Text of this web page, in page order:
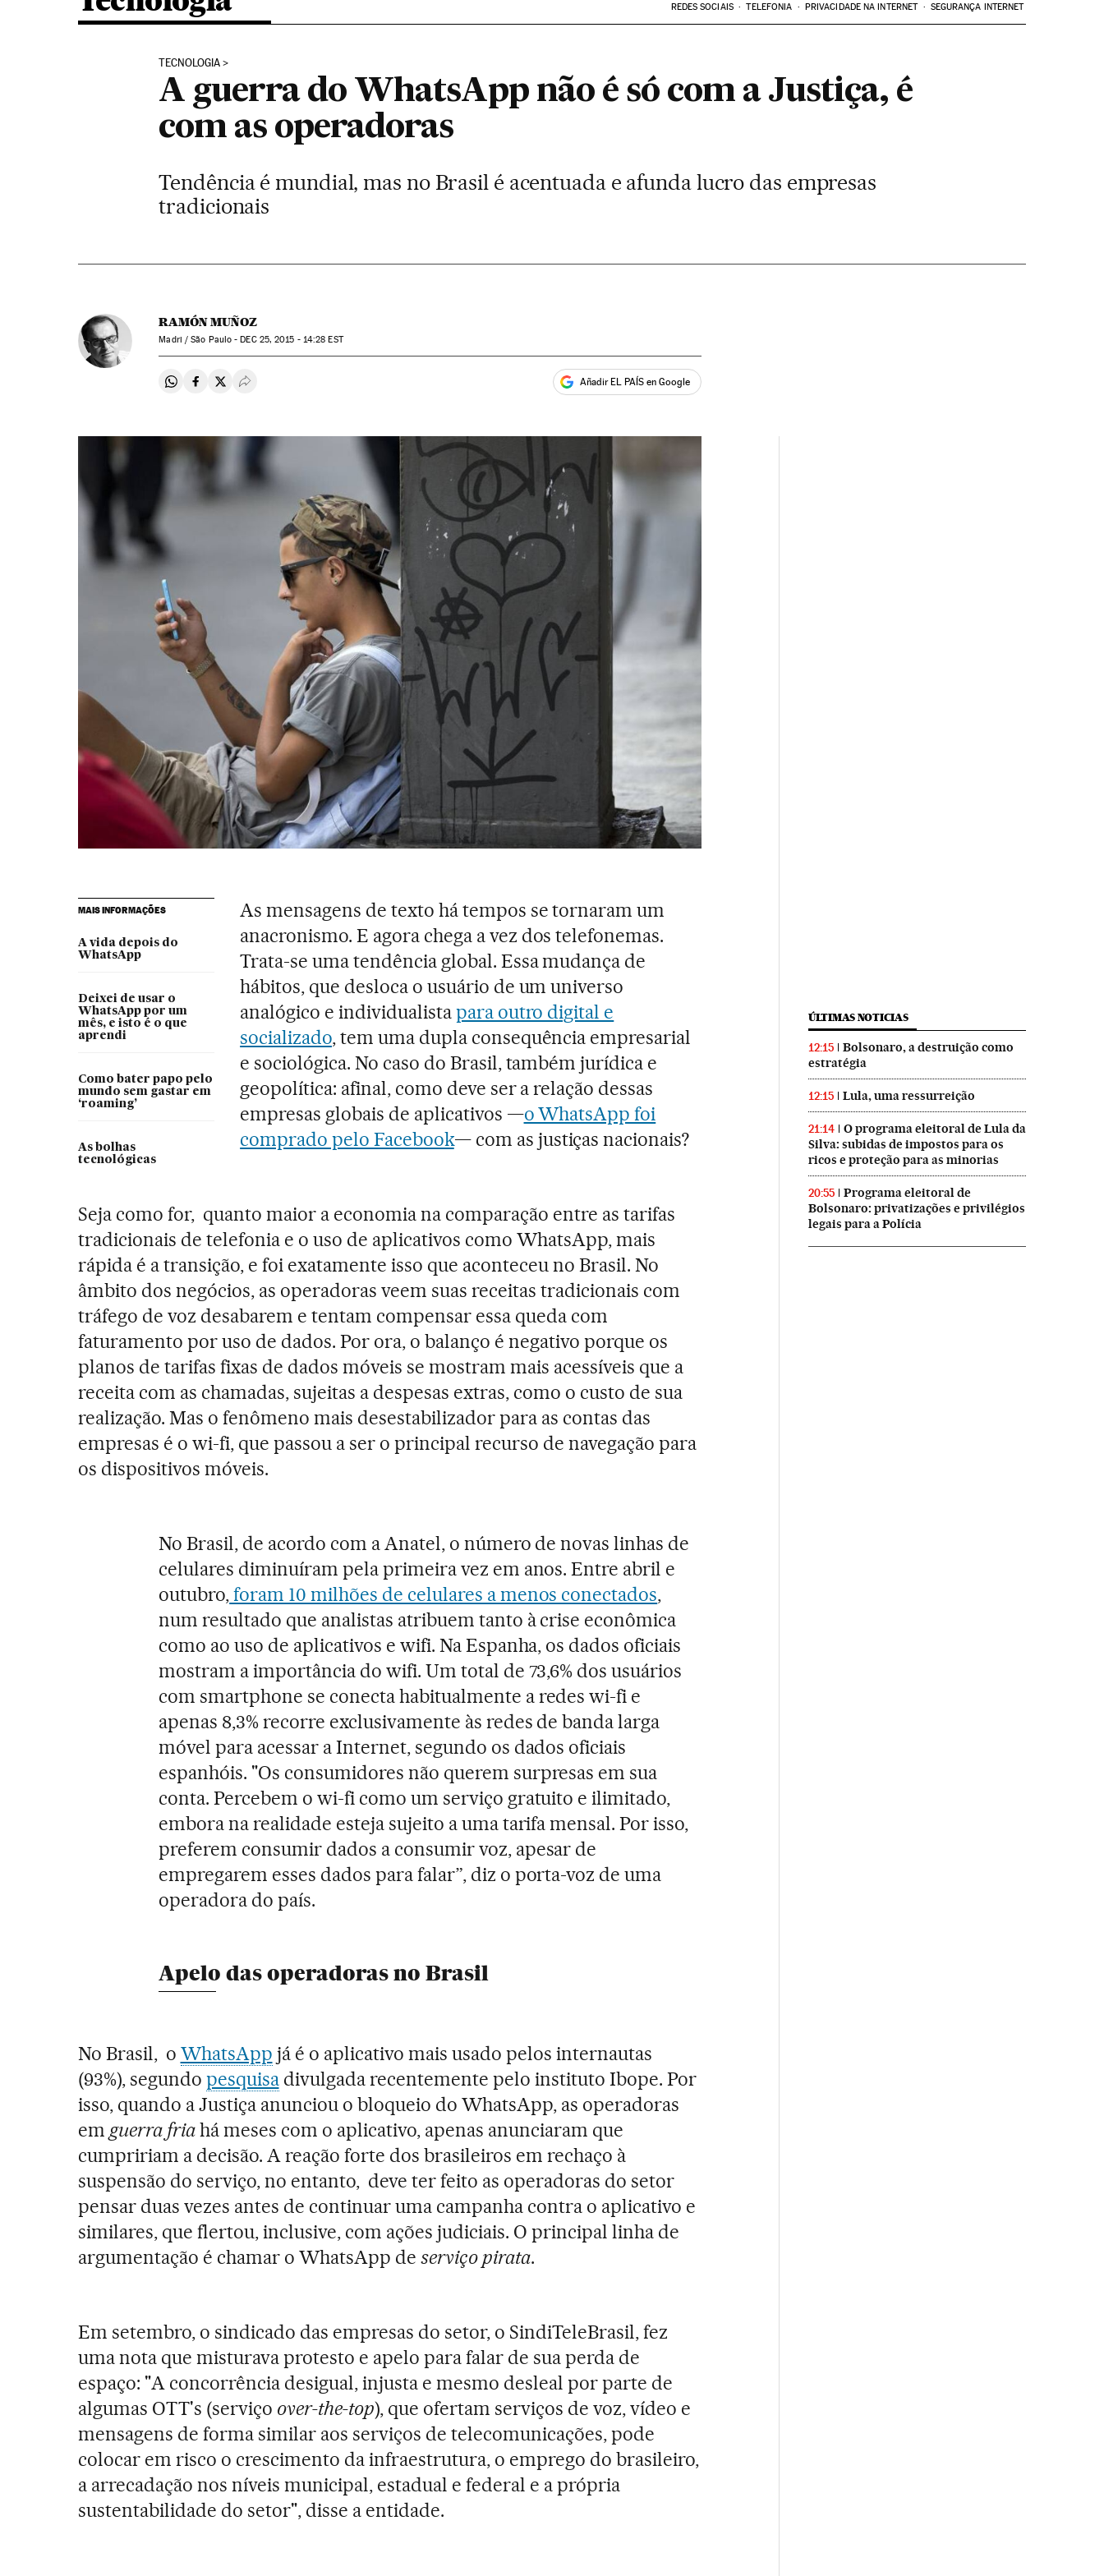
REDES SOCIAIS TELEFONIA PRIVACIDADE NA INTERNET SEGURANÇA INTERNET
TECNOLOGIA
A guerra do WhatsApp não é só com a Justiça, é
com as operadoras
Tendência é mundial, mas no Brasil é acentuada e afunda lucro das empresas
tradicionais
RAMÓN MUÑOZ
Madri / São Paulo -DEC25, 2015 - 14:28 EST
Compartir en Whatsapp
Compartir en Facebook
Compartir en Twitter
Desplegar Redes Sociales Añadir EL PAÍS en Google
MAIS INFORMAÇÕES
A vida depois do
WhatsApp
Deixei de usar o
WhatsApp por um
mês, e isto é o que
aprendi
Como bater papo pelo
mundo sem gastar em
‘roaming’
As bolhas
tecnológicas
As mensagens de texto há tempos se tornaram um
anacronismo. E agora chega a vez dos telefonemas.
Trata-se uma tendência global. Essa mudança de
hábitos, que desloca o usuário de um universo
analógico e individualistapara outro digital e
socializado, tem uma dupla consequência empresarial
e sociológica. No caso do Brasil, também jurídica e
geopolítica: afinal, como deve ser a relação dessas
empresas globais de aplicativos —o WhatsApp foi
comprado pelo Facebook— com as justiças nacionais?
Seja como for, quanto maior a economia na comparação entre as tarifas
tradicionais de telefonia e o uso de aplicativos como WhatsApp, mais
rápida é a transição, e foi exatamente isso que aconteceu no Brasil. No
âmbito dos negócios, as operadoras veem suas receitas tradicionais com
tráfego de voz desabarem e tentam compensar essa queda com
faturamento por uso de dados. Por ora, o balanço é negativo porque os
planos de tarifas fixas de dados móveis se mostram mais acessíveis que a
receita com as chamadas, sujeitas a despesas extras, como o custo de sua
realização. Mas o fenômeno mais desestabilizador para as contas das
empresas é o wi-fi, que passou a ser o principal recurso de navegação para
os dispositivos móveis.
No Brasil, de acordo com a Anatel, o número de novas linhas de
celulares diminuíram pela primeira vez em anos. Entre abril e
outubro,foram 10 milhões de celulares a menos conectados,
num resultado que analistas atribuem tanto à crise econômica
como ao uso de aplicativos e wifi. Na Espanha, os dados oficiais
mostram a importância do wifi. Um total de 73,6% dos usuários
com smartphone se conecta habitualmente a redes wi-fi e
apenas 8,3% recorre exclusivamente às redes de banda larga
móvel para acessar a Internet, segundo os dados oficiais
espanhóis. "Os consumidores não querem surpresas em sua
conta. Percebem o wi-fi como um serviço gratuito e ilimitado,
embora na realidade esteja sujeito a uma tarifa mensal. Por isso,
preferem consumir dados a consumir voz, apesar de
empregarem esses dados para falar”, diz o porta-voz de uma
operadora do país.
Apelo das operadoras no Brasil
No Brasil, o WhatsApp já é o aplicativo mais usado pelos internautas
(93%), segundo pesquisadivulgada recentemente pelo instituto Ibope. Por
isso, quando a Justiça anunciou o bloqueio do WhatsApp, as operadoras
em guerra friahá meses com o aplicativo, apenas anunciaram que
cumpririam a decisão. A reação forte dos brasileiros em rechaço à
suspensão do serviço, no entanto, deve ter feito as operadoras do setor
pensar duas vezes antes de continuar uma campanha contra o aplicativo e
similares, que flertou, inclusive, com ações judiciais. O principal linha de
argumentação é chamar o WhatsApp de serviço pirata.
Em setembro, o sindicado das empresas do setor, o SindiTeleBrasil, fez
uma nota que misturava protesto e apelo para falar de sua perda de
espaço: "A concorrência desigual, injusta e mesmo desleal por parte de
algumas OTT's (serviço over-the-top), que ofertam serviços de voz, vídeo e
mensagens de forma similar aos serviços de telecomunicações, pode
colocar em risco o crescimento da infraestrutura, o emprego do brasileiro,
a arrecadação nos níveis municipal, estadual e federal e a própria
sustentabilidade do setor", disse a entidade.
ÚLTIMAS NOTICIAS
12:15
Bolsonaro, a destruição como
estratégia
12:15 Lula, uma ressurreição
21:14
O programa eleitoral de Lula da
Silva: subidas de impostos para os
ricos e proteção para as minorias
20:55
Programa eleitoral de
Bolsonaro: privatizações e privilégios
legais para a Polícia